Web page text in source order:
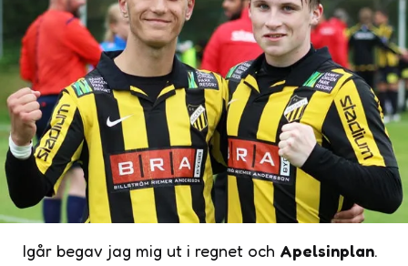
Igår begav jag mig ut i regnet och Apelsinplan.